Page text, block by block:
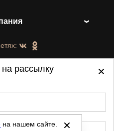
- все права
на нашем сайте.
рассылку